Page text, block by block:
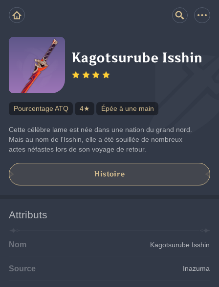
Kagotsurube Isshin
Pourcentage ATQ 4★ Épée à une main
Cette célèbre lame est née dans une nation du grand nord.
Mais au nom de l'Isshin, elle a été souillée de nombreux
actes néfastes lors de son voyage de retour.
Histoire
Attributs
Nom Kagotsurube Isshin
Source Inazuma